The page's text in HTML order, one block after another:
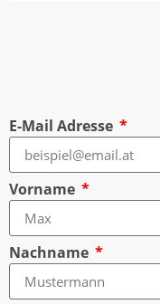
E-Mail Adresse
Vorname
Nachname